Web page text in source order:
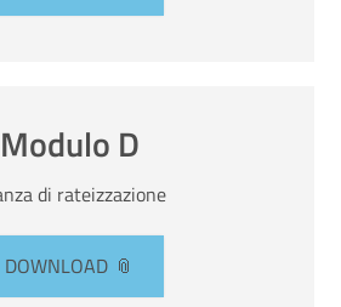
Modulo D
di rateizzazione
DOWNLOAD